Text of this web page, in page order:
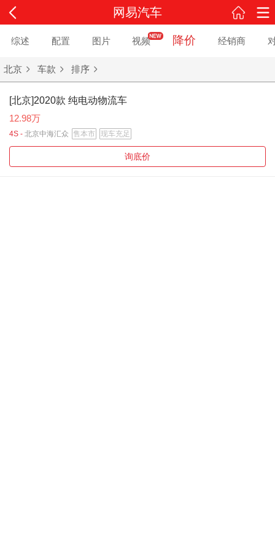
网易汽车
综述 配置 图片 视频 降价 经销商
北京 车款 排序
[北京]2020款 纯电动物流车
12.98万
4S - 北京中海汇众 售本市 现车充足
询底价